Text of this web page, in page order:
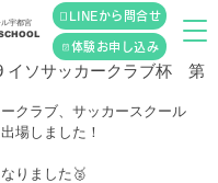
ル宇都宮
LINEから問合せ
体験お申し込み
イソサッカークラブ杯 第
クラブ、サッカースクール
場しました！
りました🥈